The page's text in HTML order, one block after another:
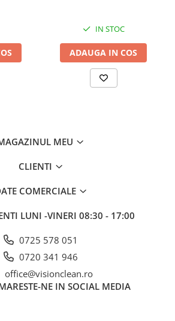
IN STOC
ADAUGA IN COS
MEU
CLIENTI
COMERCIALE
LUNI -VINERI 08:30 - 17:00
0725 578 051
0720 341 946
office@visionclean.ro
NE IN SOCIAL MEDIA